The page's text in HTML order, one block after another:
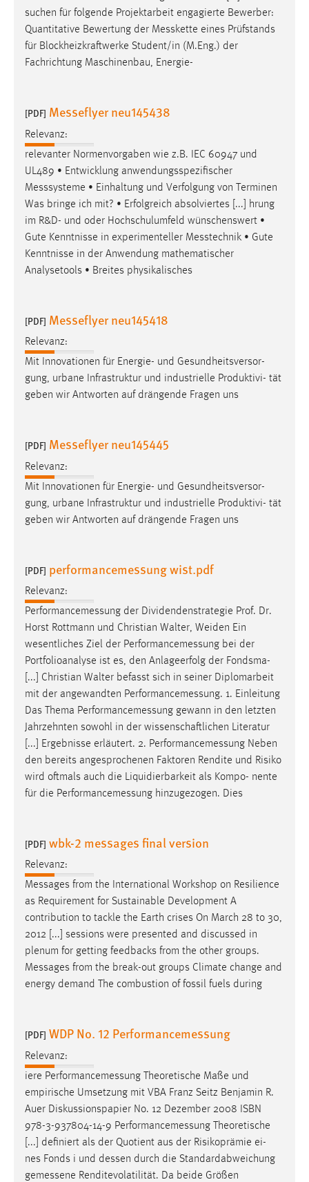
suchen für folgende Projektarbeit engagierte Bewerber:
Quantitative Bewertung der Messkette eines Prüfstands
für Blockheizkraftwerke Student/in (M.Eng.) der
Fachrichtung Maschinenbau, Energie-
[PDF] Messeflyer neu145438
Relevanz:
relevanter Normenvorgaben wie z.B. IEC 60947 und
UL489 • Entwicklung anwendungsspezifischer
Messsysteme • Einhaltung und Verfolgung von Terminen
Was bringe ich mit? • Erfolgreich absolviertes [...] hrung
im R&D- und oder Hochschulumfeld wünschenswert •
Gute Kenntnisse in experimenteller Messtechnik • Gute
Kenntnisse in der Anwendung mathematischer
Analysetools • Breites physikalisches
[PDF] Messeflyer neu145418
Relevanz:
Mit Innovationen für Energie- und Gesundheitsversor-
gung, urbane Infrastruktur und industrielle Produktivi- tät
geben wir Antworten auf drängende Fragen uns
[PDF] Messeflyer neu145445
Relevanz:
Mit Innovationen für Energie- und Gesundheitsversor-
gung, urbane Infrastruktur und industrielle Produktivi- tät
geben wir Antworten auf drängende Fragen uns
[PDF] performancemessung wist.pdf
Relevanz:
Performancemessung der Dividendenstrategie Prof. Dr.
Horst Rottmann und Christian Walter, Weiden Ein
wesentliches Ziel der Performancemessung bei der
Portfolioanalyse ist es, den Anlageerfolg der Fondsma-
[...] Christian Walter befasst sich in seiner Diplomarbeit
mit der angewandten Performancemessung. 1. Einleitung
Das Thema Performancemessung gewann in den letzten
Jahrzehnten sowohl in der wissenschaftlichen Literatur
[...] Ergebnisse erläutert. 2. Performancemessung Neben
den bereits angesprochenen Faktoren Rendite und Risiko
wird oftmals auch die Liquidierbarkeit als Kompo- nente
für die Performancemessung hinzugezogen. Dies
[PDF] wbk-2 messages final version
Relevanz:
Messages from the International Workshop on Resilience
as Requirement for Sustainable Development A
contribution to tackle the Earth crises On March 28 to 30,
2012 [...] sessions were presented and discussed in
plenum for getting feedbacks from the other groups.
Messages from the break-out groups Climate change and
energy demand The combustion of fossil fuels during
[PDF] WDP No. 12 Performancemessung
Relevanz:
iere Performancemessung Theoretische Maße und
empirische Umsetzung mit VBA Franz Seitz Benjamin R.
Auer Diskussionspapier No. 12 Dezember 2008 ISBN
978-3-937804-14-9 Performancemessung Theoretische
[...] definiert als der Quotient aus der Risikoprämie ei-
nes Fonds i und dessen durch die Standardabweichung
gemessene Renditevolatilität. Da beide Größen
Conversion-Tracking
Cookie Laufzeit:
_fbp
Anbieter:
Facebook
Zweck:
Conversion-Tracking
Cookie Laufzeit:
3 Monate
EXTERNE MEDIEN
Um Inhalte von Videoplattformen und Social Media
Plattformen anzeigen zu können, werden von diesen
externen Medien Cookies gesetzt.
Vimeo